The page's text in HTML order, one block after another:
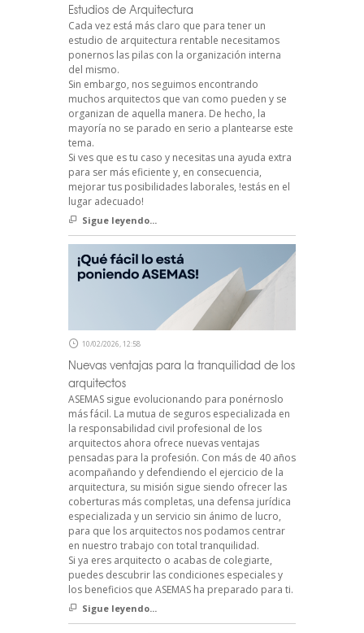
Estudios de Arquitectura
Cada vez está más claro que para tener un
estudio de arquitectura rentable necesitamos
ponernos las pilas con la organización interna
del mismo.
Sin embargo, nos seguimos encontrando
muchos arquitectos que van como pueden y se
organizan de aquella manera. De hecho, la
mayoría no se parado en serio a plantearse este
tema.
Si ves que es tu caso y necesitas una ayuda extra
para ser más eficiente y, en consecuencia,
mejorar tus posibilidades laborales, !estás en el
lugar adecuado!
Sigue leyendo...
10/02/2026, 12:58
Nuevas ventajas para la tranquilidad de los
arquitectos
ASEMAS sigue evolucionando para ponérnoslo
más fácil. La mutua de seguros especializada en
la responsabilidad civil profesional de los
arquitectos ahora ofrece nuevas ventajas
pensadas para la profesión. Con más de 40 años
acompañando y defendiendo el ejercicio de la
arquitectura, su misión sigue siendo ofrecer las
coberturas más completas, una defensa jurídica
especializada y un servicio sin ánimo de lucro,
para que los arquitectos nos podamos centrar
en nuestro trabajo con total tranquilidad.
Si ya eres arquitecto o acabas de colegiarte,
puedes descubrir las condiciones especiales y
los beneficios que ASEMAS ha preparado para ti.
Sigue leyendo...